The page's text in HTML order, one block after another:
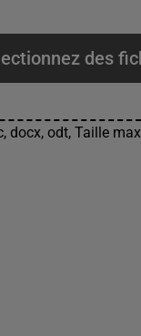
des
docx, odt, Taille